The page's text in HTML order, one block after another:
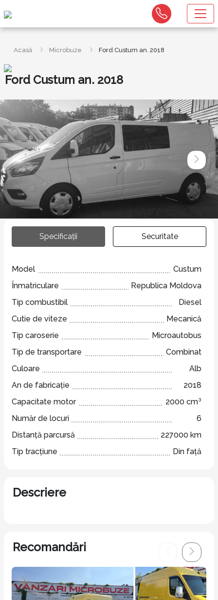
Acasă Microbuze Ford Custum an. 2018
Ford Custum an. 2018
Specificații Securitate
Model
Custum
Înmatriculare
Republica Moldova
Tip combustibil
Diesel
Cutie de viteze
Mecanică
Tip caroserie
Microautobus
Tip de transportare
Combinat
Culoare
Alb
An de fabricație
2018
Capacitate motor
2000 cm³
Număr de locuri
6
Distanță parcursă
227000 km
Tip tracțiune
Din față
Descriere
Recomandări